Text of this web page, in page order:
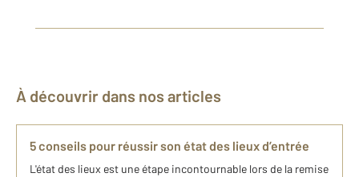
À découvrir dans nos articles
5 conseils pour réussir son état des lieux d’entrée
L'état des lieux est une étape incontournable lors de la remise